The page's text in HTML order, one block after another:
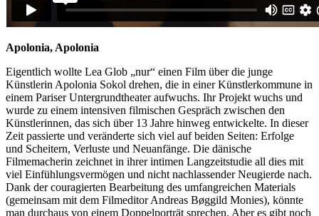
Apolonia, Apolonia
Eigentlich wollte Lea Glob „nur“ einen Film über die junge
Künstlerin Apolonia Sokol drehen, die in einer Künstlerkommune in
einem Pariser Untergrundtheater aufwuchs. Ihr Projekt wuchs und
wurde zu einem intensiven filmischen Gespräch zwischen den
Künstlerinnen, das sich über 13 Jahre hinweg entwickelte. In dieser
Zeit passierte und veränderte sich viel auf beiden Seiten: Erfolge
und Scheitern, Verluste und Neuanfänge. Die dänische
Filmemacherin zeichnet in ihrer intimen Langzeitstudie all dies mit
viel Einfühlungsvermögen und nicht nachlassender Neugierde nach.
Dank der couragierten Bearbeitung des umfangreichen Materials
(gemeinsam mit dem Filmeditor Andreas Bøggild Monies), könnte
man durchaus von einem Doppelporträt sprechen. Aber es gibt noch